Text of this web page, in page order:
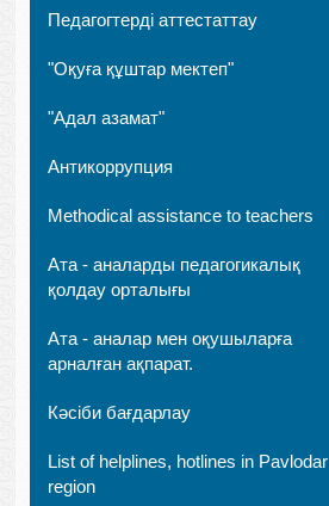
Педагогтерді аттестаттау
"Оқуға құштар мектеп"
"Адал азамат"
Антикоррупция
Methodical assistance to teachers
Ата - аналарды педагогикалық
қолдау орталығы
Ата - аналар мен оқушыларға
арналған ақпарат.
Кәсіби бағдарлау
List of helplines, hotlines in Pavlodar
region